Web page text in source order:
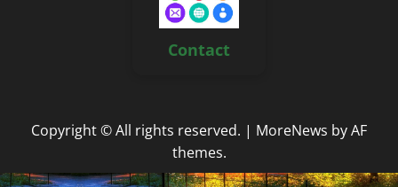
Contact
Copyright © All rights reserved. | MoreNews by AF
themes.